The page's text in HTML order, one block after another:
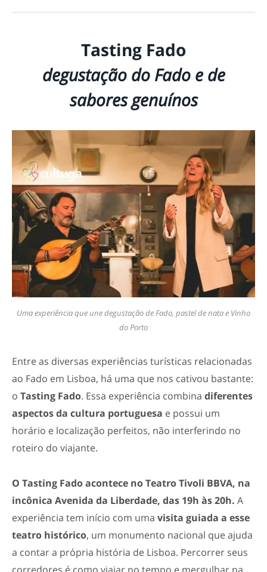
Tasting Fado
degustação do Fado e de
sabores genuínos
Uma experiência que une degustação de Fado, pastel de nata e Vinho
do Porto
Entre as diversas experiências turísticas relacionadas
ao Fado em Lisboa, há uma que nos cativou bastante:
o Tasting Fado. Essa experiência combina diferentes
aspectos da cultura portuguesa e possui um
horário e localização perfeitos, não interferindo no
roteiro do viajante.
O Tasting Fado acontece noTeatro Tivoli BBVA, na
incônica Avenida da Liberdade, das 19h às 20h. A
experiência tem início com uma visita guiada a esse
teatro histórico, um monumento nacional que ajuda
a contar a própria história de Lisboa. Percorrer seus